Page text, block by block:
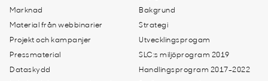
Marknad
Material från webbinarier
Projekt och kampanjer
Pressmaterial
Dataskydd
Bakgrund
Strategi
Utvecklingsprogam
SLC:s miljöprogram 2019
Handlingsprogram 2017-2022